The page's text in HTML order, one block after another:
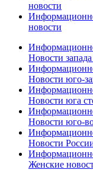
новости
новости
Новости
Новости юго-
Новости юга
Новости юго-
Новости
Женские